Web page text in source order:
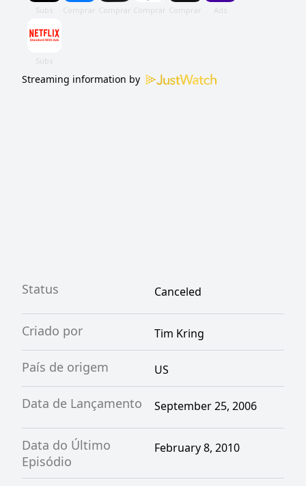
Streaming information by
Status Canceled
Criado por Tim Kring
País de origem US
Data de Lançamento September 25, 2006
Data do Último
Episódio
February 8, 2010